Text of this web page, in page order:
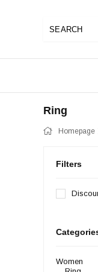
Ring
Homepage
Filters
Women